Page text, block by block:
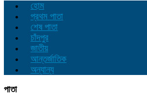
হোম
প্রথম পাতা
শেষ পাতা
চাঁদপুর
জাতীয়
আন্তর্জাতিক
অন্যান্য
পাতা